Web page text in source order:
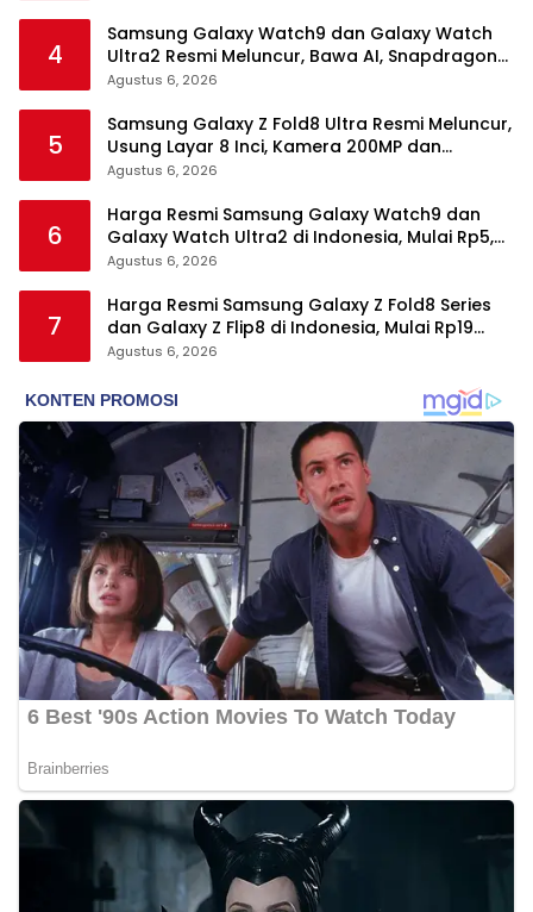
4
Samsung Galaxy Watch9 dan Galaxy Watch
Ultra2 Resmi Meluncur, Bawa AI, Snapdragon
Wear Elite, dan Fitur Kesehatan Baru
Agustus 6, 2026
5
Samsung Galaxy Z Fold8 Ultra Resmi Meluncur,
Usung Layar 8 Inci, Kamera 200MP dan
Snapdragon 8 Elite Gen 5
Agustus 6, 2026
6
Harga Resmi Samsung Galaxy Watch9 dan
Galaxy Watch Ultra2 di Indonesia, Mulai Rp5,9
Jutaan
Agustus 6, 2026
7
Harga Resmi Samsung Galaxy Z Fold8 Series
dan Galaxy Z Flip8 di Indonesia, Mulai Rp19
Jutaan
Agustus 6, 2026